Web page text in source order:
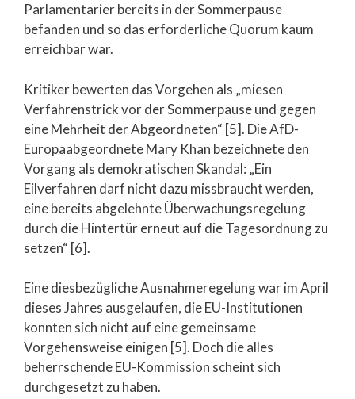
Parlamentarier bereits in der Sommerpause
befanden und so das erforderliche Quorum kaum
erreichbar war.
Kritiker bewerten das Vorgehen als „miesen
Verfahrenstrick vor der Sommerpause und gegen
eine Mehrheit der Abgeordneten“ [5]. Die AfD-
Europaabgeordnete Mary Khan bezeichnete den
Vorgang als demokratischen Skandal: „Ein
Eilverfahren darf nicht dazu missbraucht werden,
eine bereits abgelehnte Überwachungsregelung
durch die Hintertür erneut auf die Tagesordnung zu
setzen“ [6].
Eine diesbezügliche Ausnahmeregelung war im April
dieses Jahres ausgelaufen, die EU-Institutionen
konnten sich nicht auf eine gemeinsame
Vorgehensweise einigen [5]. Doch die alles
beherrschende EU-Kommission scheint sich
durchgesetzt zu haben.